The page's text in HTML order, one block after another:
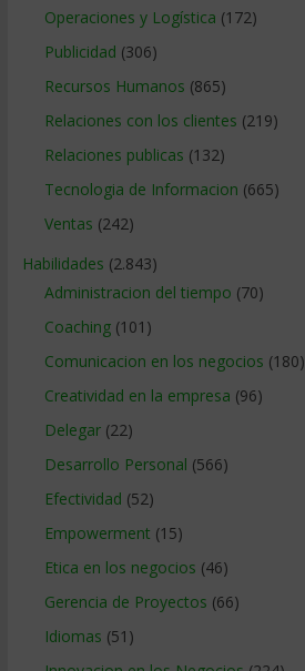
Operaciones y Logística (172)
Publicidad (306)
Recursos Humanos (865)
Relaciones con los clientes (219)
Relaciones publicas (132)
Tecnologia de Informacion (665)
Ventas (242)
Habilidades (2.843)
Administracion del tiempo (70)
Coaching(101)
Comunicacion en los negocios (180)
Creatividad en la empresa (96)
Delegar(22)
Desarrollo Personal (566)
Efectividad (52)
Empowerment (15)
Etica en los negocios (46)
Gerencia de Proyectos (66)
Idiomas (51)